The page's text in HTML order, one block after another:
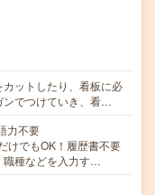
ットしたり、看板に必
ンでつけていき、看…
力不要
けでもOK！履歴書不要
種などを入力す…